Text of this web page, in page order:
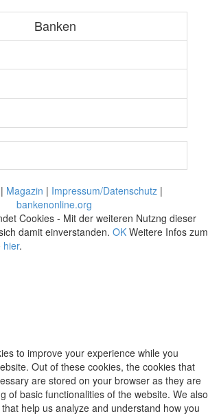
Banken
| Magazin | Impressum/Datenschutz |
bankenonline.org
Cookies - Mit der weiteren Nutzng dieser
damit einverstanden. OK Weitere Infos zum
hier.
to improve your experience while you
Out of these cookies, the cookies that
are stored on your browser as they are
of basic functionalities of the website. We also
help us analyze and understand how you